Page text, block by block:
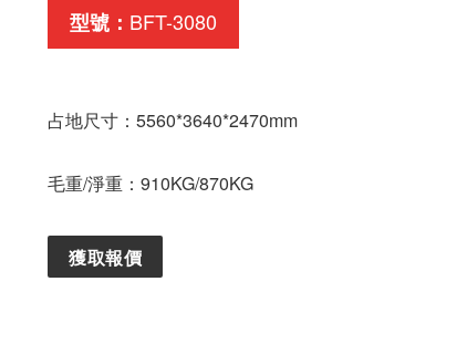
型號： BFT-3080
占地尺寸：5560*3640*2470mm
毛重/淨重：910KG/870KG
獲取報價